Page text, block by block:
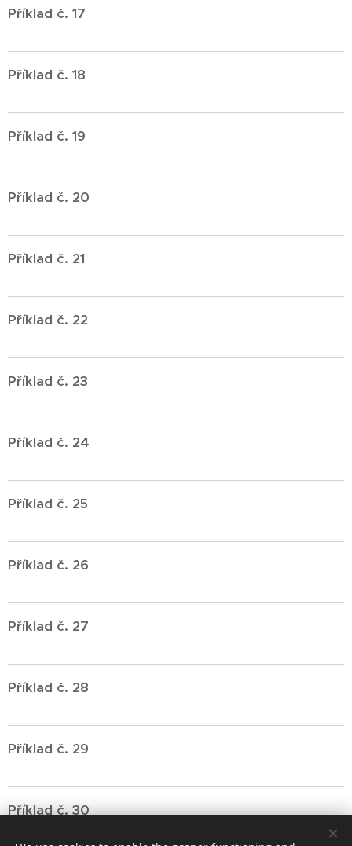
Příklad č. 17
Příklad č. 18
Příklad č. 19
Příklad č. 20
Příklad č. 21
Příklad č. 22
Příklad č. 23
Příklad č. 24
Příklad č. 25
Příklad č. 26
Příklad č. 27
Příklad č. 28
Příklad č. 29
Příklad č. 30